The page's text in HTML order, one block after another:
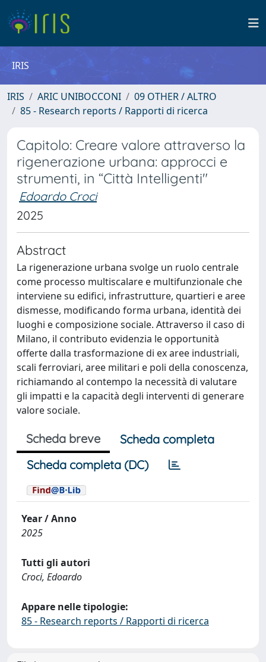
IRIS
IRIS ARIC UNIBOCCONI
09 OTHER / ALTRO
85 - Research reports / Rapporti di ricerca
Capitolo: Creare valore attraverso la
rigenerazione urbana: approcci e
strumenti, in “Città Intelligenti"
Edoardo Croci
2025
Abstract
La rigenerazione urbana svolge un ruolo centrale
come processo multiscalare e multifunzionale che
interviene su edifici, infrastrutture, quartieri e aree
dismesse, modificando forma urbana, identità dei
luoghi e composizione sociale. Attraverso il caso di
Milano, il contributo evidenzia le opportunità
offerte dalla trasformazione di ex aree industriali,
scali ferroviari, aree militari e poli della conoscenza,
richiamando al contempo la necessità di valutare
gli impatti e la capacità degli interventi di generare
valore sociale.
Scheda breve
Scheda completa
Scheda completa (DC)
Year / Anno
2025
Tutti gli autori
Croci, Edoardo
Appare nelle tipologie:
85 - Research reports / Rapporti di ricerca